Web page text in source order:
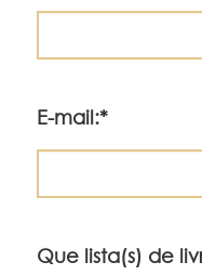
E-mail:*
Que lista(s) de